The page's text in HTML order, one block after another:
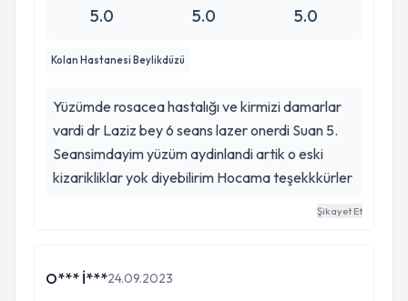
5.0 5.0 5.0
Kolan Hastanesi Beylikdüzü
Yüzümde rosacea hastalığı ve kirmizi damarlar
vardi dr Laziz bey 6 seans lazer onerdi Suan 5.
Seansimdayim yüzüm aydinlandi artik o eski
kizarikliklar yok diyebilirim Hocama teşekkkürler
Şikayet Et
O*** İ***24.09.2023